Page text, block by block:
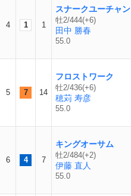
4 1 1
スナークユーチャン
牡2/444(+6)
田中 勝春
55.0
5 7 14
フロストワーク
牡2/436(+6)
穂苅 寿彦
55.0
6 4 7
キングオーサム
牡2/484(+2)
伊藤 直人
55.0